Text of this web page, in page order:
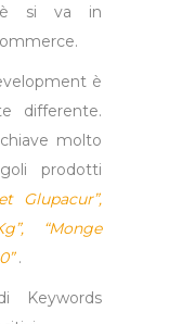
si va in
è
differente.
molto
prodotti
Glupacur”,
“Monge
.
Keywords